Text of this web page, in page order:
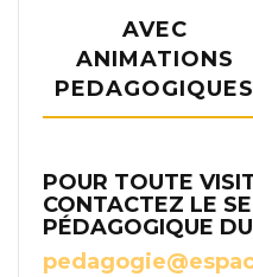
AVEC
ANIMATIONS
PEDAGOGIQUES
POUR TOUTE
CONTACTEZ LE
PÉDAGOGIQUE